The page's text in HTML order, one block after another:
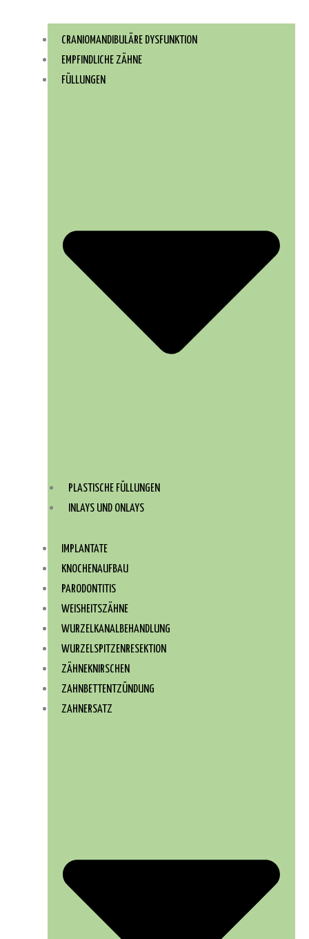
CRANIOMANDIBULÄRE DYSFUNKTION
EMPFINDLICHE ZÄHNE
FÜLLUNGEN
PLASTISCHE FÜLLUNGEN
INLAYS UND ONLAYS
IMPLANTATE
KNOCHENAUFBAU
PARODONTITIS
WEISHEITSZÄHNE
WURZEL­KANAL­BEHANDLUNG
WURZEL­SPITZEN­RESEKTION
ZÄHNEKNIRSCHEN
ZAHNBETTENTZÜNDUNG
ZAHNERSATZ